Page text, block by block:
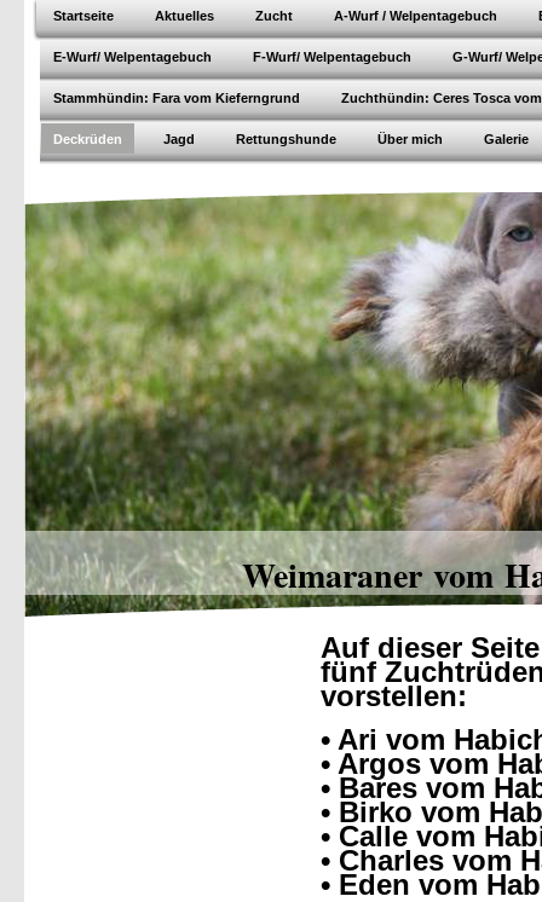
Startseite Aktuelles Zucht A-Wurf / Welpentagebuch
E-Wurf/ Welpentagebuch F-Wurf/ Welpentagebuch G-Wurf/
Stammhündin: Fara vom Kieferngrund Zuchthündin: Ceres Tosca
Deckrüden Jagd Rettungshunde Über mich Galerie
Weimaraner vom
Auf dieser
fünf
vorstellen:
• Ari vom
• Argos vom
• Bares vom
• Birko vom
• Calle vom
• Charles vom
• Eden vom